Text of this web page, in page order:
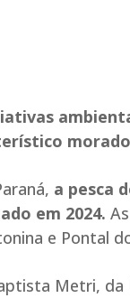
a pesca
em 2024.
e Pontal
Metri, da